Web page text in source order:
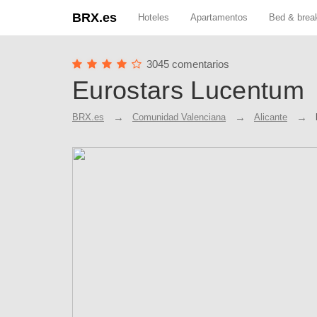
BRX.es Hoteles Apartamentos Bed &
3045 comentarios
Eurostars Lucentum
BRX.es Comunidad Valenciana Alicante